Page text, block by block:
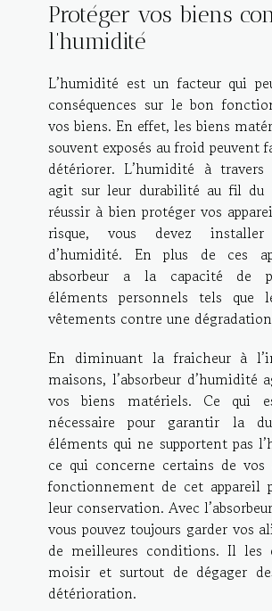
Protéger vos biens
l’humidité
L’humidité est un facteur qui
conséquences sur le bon
vos biens. En effet, les biens
souvent exposés au froid peuvent
détériorer. L’humidité à
agit sur leur durabilité au fil du
réussir à bien protéger vos
risque, vous devez installer
d’humidité. En plus de ces
absorbeur a la capacité de
éléments personnels tels que
vêtements contre une
En diminuant la fraicheur à
maisons, l’absorbeur d’humidité
vos biens matériels. Ce qui
nécessaire pour garantir la
éléments qui ne supportent pas
ce qui concerne certains de
fonctionnement de cet appareil
leur conservation. Avec
vous pouvez toujours garder vos
de meilleures conditions. Il les
moisir et surtout de dégager
détérioration.